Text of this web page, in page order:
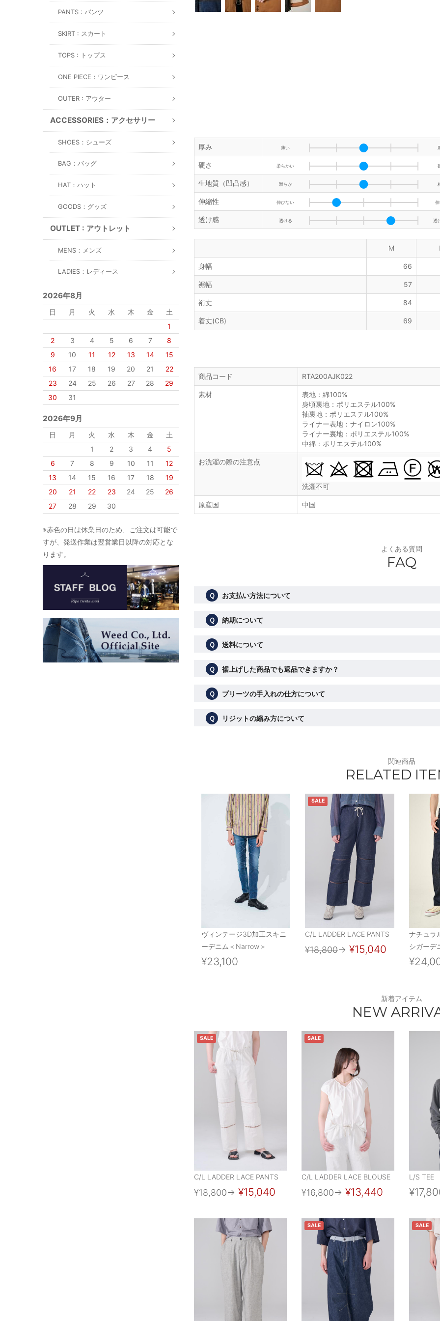
PANTS : パンツ
SKIRT : スカート
TOPS : トップス
ONE PIECE：ワンピース
OUTER : アウター
ACCESSORIES：アクセサリー
SHOES：シューズ
BAG：バッグ
HAT：ハット
GOODS：グッズ
OUTLET : アウトレット
MENS：メンズ
LADIES：レディース
2026年8月
日 月 火 水 木 金
土
1
2
3 4 5 6 7
8
9
10 11 12 13 14
15
16
17 18 19 20 21
22
23
24 25 26 27 28
29
30
31
2026年9月
日 月 火 水 木 金
土
1
2 3 4
5
6
7 8 9 10 11
12
13
14 15 16 17 18
19
20
21 22 23 24 25
26
27
28 29 30
※赤色の日は休業日のため、ご注文は可能で
すが、発送作業は翌営業日以降の対応とな
ります。
厚み 薄い
硬さ 柔らかい
生地質（凹凸感） 滑らか
伸縮性 伸びない
透け感 透ける 透
M
身幅 66
裾幅 57
裄丈 84
着丈(CB) 69
商品コード RTA200AJK022
素材
表地：綿100%
身頃裏地：ポリエステル100%
袖裏地：ポリエステル100%
ライナー表地：ナイロン100%
ライナー裏地：ポリエステル100%
中綿：ポリエステル100%
お洗濯の際の注意点
洗濯不可
原産国 中国
よくある質問
FAQ
Ｑ お支払い方法について
Ｑ 納期について
Ｑ 送料について
Ｑ 裾上げした商品でも返品できますか？
Ｑ プリーツの手入れの仕方について
Ｑ リジットの縮み方について
関連商品
RELATED
ヴィンテージ3D加工スキニ
ーデニム＜Narrow＞
¥23,100
SALE
C/L LADDER LACE PANTS
¥18,800→ ¥15,040
ナチュラ
シガーデ
新着アイテム
NEW
SALE
C/L LADDER LACE PANTS
¥18,800→ ¥15,040
SALE
C/L LADDER LACE BLOUSE
¥16,800→ ¥13,440
L/S TEE
SALE SALE